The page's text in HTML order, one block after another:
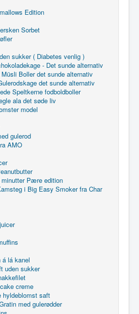
Edition
Sorbet
sukker ( Diabetes venlig )
- Det sunde alternativ
Boller det sunde alternativ
det sunde alternativ
Speltkerne fodboldboller
ala det søde liv
model
gulerod
AMO
Pære edition
i Big Easy Smoker fra Char
lá kanel
uden sukker
creme
hyldeblomst saft
med gulerødder